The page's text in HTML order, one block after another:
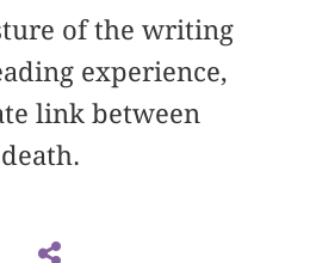
of the writing
experience,
link between